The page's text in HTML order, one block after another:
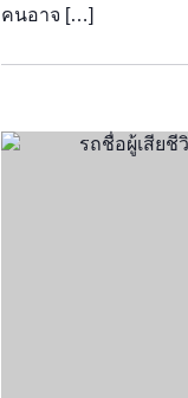
คนอาจ […]